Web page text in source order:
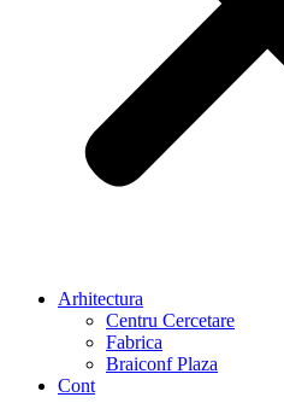
Arhitectura
Centru Cercetare
Fabrica
Braiconf Plaza
Cont